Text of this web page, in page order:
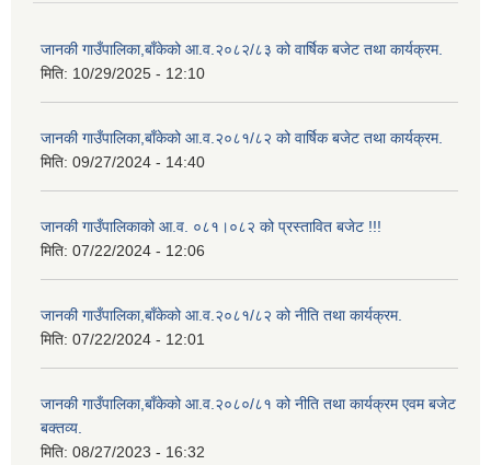
जानकी गाउँपालिका,बाँकेको आ.व.२०८२/८३ को वार्षिक बजेट तथा कार्यक्रम.
मिति: 10/29/2025 - 12:10
जानकी गाउँपालिका,बाँकेको आ.व.२०८१/८२ को वार्षिक बजेट तथा कार्यक्रम.
मिति: 09/27/2024 - 14:40
जानकी गाउँपालिकाको आ.व. ०८१।०८२ को प्रस्तावित बजेट !!!
मिति: 07/22/2024 - 12:06
जानकी गाउँपालिका,बाँकेको आ.व.२०८१/८२ को नीति तथा कार्यक्रम.
मिति: 07/22/2024 - 12:01
जानकी गाउँपालिका,बाँकेको आ.व.२०८०/८१ को नीति तथा कार्यक्रम एवम बजेट
बक्तव्य.
मिति: 08/27/2023 - 16:32